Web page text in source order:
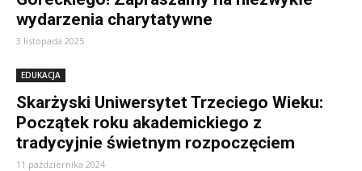
wydarzenia charytatywne
3 listopada 2025
EDUKACJA
Skarżyski Uniwersytet Trzeciego Wieku:
Początek roku akademickiego z
tradycyjnie świetnym rozpoczęciem
11 października 2024